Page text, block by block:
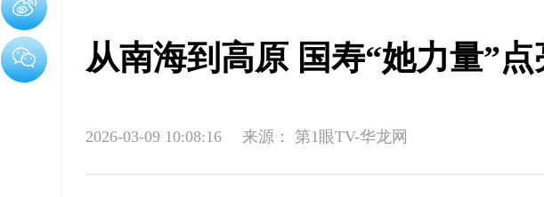
从南海到高原 国寿“她力量”
2026-03-09 10:08:16 来源： 第1眼TV-华龙网